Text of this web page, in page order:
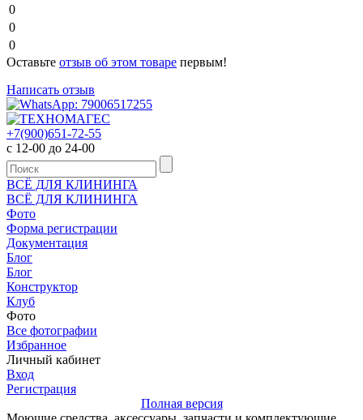
0
0
0
Оставьте отзыв об этом товаре первым!
Написать отзыв
+7(900)651-72-55
с 12-00 до 24-00
ВСЁ ДЛЯ КЛИНИНГА
ВСЁ ДЛЯ КЛИНИНГА
Фото
Форма регистрации
Документация
Блог
Блог
Конструктор
Клуб
Фото
Все фотографии
Избранное
Личный кабинет
Вход
Регистрация
Полная версия